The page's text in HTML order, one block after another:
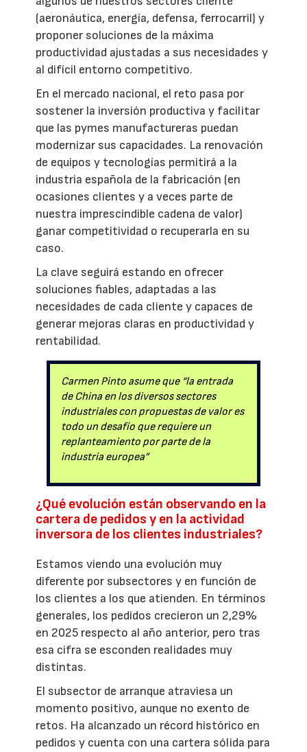
(aeronáutica, energía, defensa, ferrocarril) y
proponer soluciones de la máxima
productividad ajustadas a sus necesidades y
al difícil entorno competitivo.
En el mercado nacional, el reto pasa por
sostener la inversión productiva y facilitar
que las pymes manufactureras puedan
modernizar sus capacidades. La renovación
de equipos y tecnologías permitirá a la
industria española de la fabricación (en
ocasiones clientes y a veces parte de
nuestra imprescindible cadena de valor)
ganar competitividad o recuperarla en su
caso.
La clave seguirá estando en ofrecer
soluciones fiables, adaptadas a las
necesidades de cada cliente y capaces de
generar mejoras claras en productividad y
rentabilidad.
Carmen Pinto asume que “la entrada
de China en los diversos sectores
industriales con propuestas de valor es
todo un desafío que requiere un
replanteamiento por parte de la
industria europea”
¿Qué evolución están observando en la
cartera de pedidos y en la actividad
inversora de los clientes industriales?
Estamos viendo una evolución muy
diferente por subsectores y en función de
los clientes a los que atienden. En términos
generales, los pedidos crecieron un 2,29%
en 2025 respecto al año anterior, pero tras
esa cifra se esconden realidades muy
distintas.
El subsector de arranque atraviesa un
momento positivo, aunque no exento de
retos. Ha alcanzado un récord histórico en
pedidos y cuenta con una cartera sólida para